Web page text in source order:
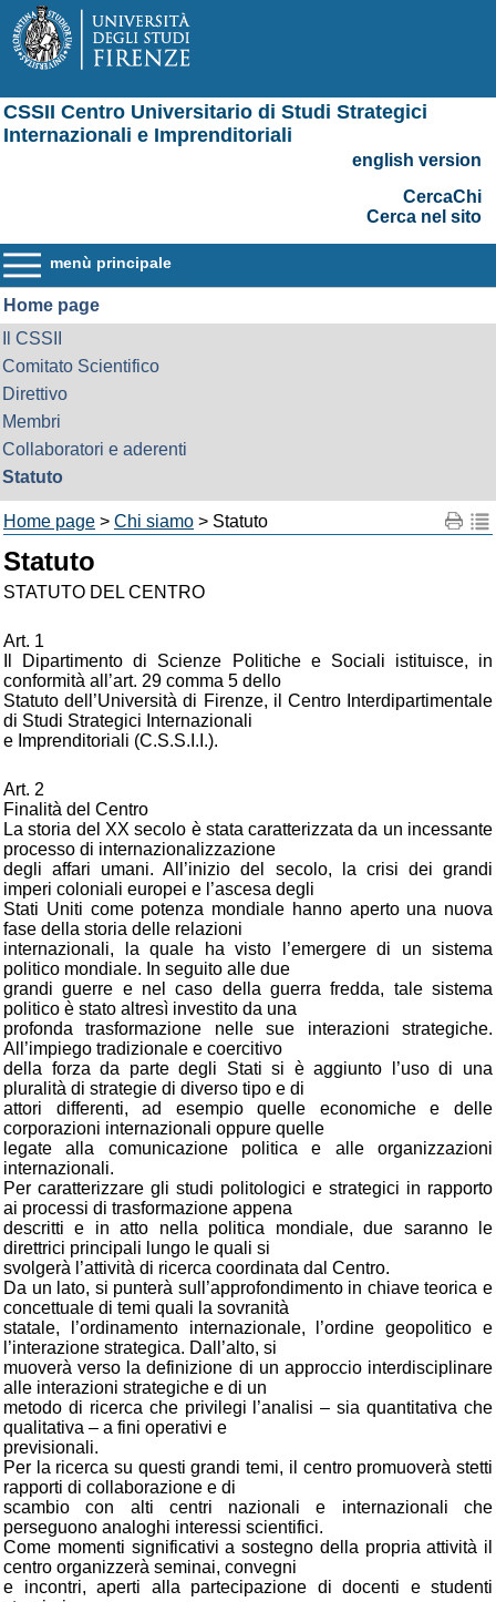
CSSII Centro Universitario di Studi Strategici
Internazionali e Imprenditoriali
english version
CercaChi
Cerca nel sito
menù principale
Home page
Il CSSII
Comitato Scientifico
Direttivo
Membri
Collaboratori e aderenti
Statuto
Home page > Chi siamo > Statuto
Statuto
STATUTO DEL CENTRO
Art. 1
Il Dipartimento di Scienze Politiche e Sociali istituisce, in
conformità all’art. 29 comma 5 dello
Statuto dell’Università di Firenze, il Centro Interdipartimentale
di Studi Strategici Internazionali
e Imprenditoriali (C.S.S.I.I.).
Art. 2
Finalità del Centro
La storia del XX secolo è stata caratterizzata da un incessante
processo di internazionalizzazione
degli affari umani. All’inizio del secolo, la crisi dei grandi
imperi coloniali europei e l’ascesa degli
Stati Uniti come potenza mondiale hanno aperto una nuova
fase della storia delle relazioni
internazionali, la quale ha visto l’emergere di un sistema
politico mondiale. In seguito alle due
grandi guerre e nel caso della guerra fredda, tale sistema
politico è stato altresì investito da una
profonda trasformazione nelle sue interazioni strategiche.
All’impiego tradizionale e coercitivo
della forza da parte degli Stati si è aggiunto l’uso di una
pluralità di strategie di diverso tipo e di
attori differenti, ad esempio quelle economiche e delle
corporazioni internazionali oppure quelle
legate alla comunicazione politica e alle organizzazioni
internazionali.
Per caratterizzare gli studi politologici e strategici in rapporto
ai processi di trasformazione appena
descritti e in atto nella politica mondiale, due saranno le
direttrici principali lungo le quali si
svolgerà l’attività di ricerca coordinata dal Centro.
Da un lato, si punterà sull’approfondimento in chiave teorica e
concettuale di temi quali la sovranità
statale, l’ordinamento internazionale, l’ordine geopolitico e
l’interazione strategica. Dall’alto, si
muoverà verso la definizione di un approccio interdisciplinare
alle interazioni strategiche e di un
metodo di ricerca che privilegi l’analisi – sia quantitativa che
qualitativa – a fini operativi e
previsionali.
Per la ricerca su questi grandi temi, il centro promuoverà stetti
rapporti di collaborazione e di
scambio con alti centri nazionali e internazionali che
perseguono analoghi interessi scientifici.
Come momenti significativi a sostegno della propria attività il
centro organizzerà seminai, convegni
e incontri, aperti alla partecipazione di docenti e studenti